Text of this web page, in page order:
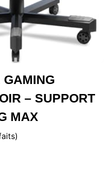
– SUPPORT
MAX